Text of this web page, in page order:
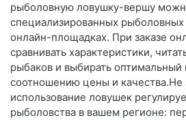
рыболовную ловушку-вершу
специализированных рыболовных
онлайн-площадках. При заказе
сравнивать характеристики,
рыбаков и выбирать оптимальный
соотношению цены и качества.Не
использование ловушек
рыболовства в вашем регионе: